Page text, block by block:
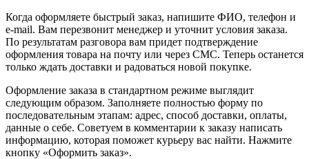
Когда оформляете быстрый заказ, напишите ФИО, телефон и
e-mail. Вам перезвонит менеджер и уточнит условия заказа.
По результатам разговора вам придет подтверждение
оформления товара на почту или через СМС. Теперь останется
только ждать доставки и радоваться новой покупке.
Оформление заказа в стандартном режиме выглядит
следующим образом. Заполняете полностью форму по
последовательным этапам: адрес, способ доставки, оплаты,
данные о себе. Советуем в комментарии к заказу написать
информацию, которая поможет курьеру вас найти. Нажмите
кнопку «Оформить заказ».